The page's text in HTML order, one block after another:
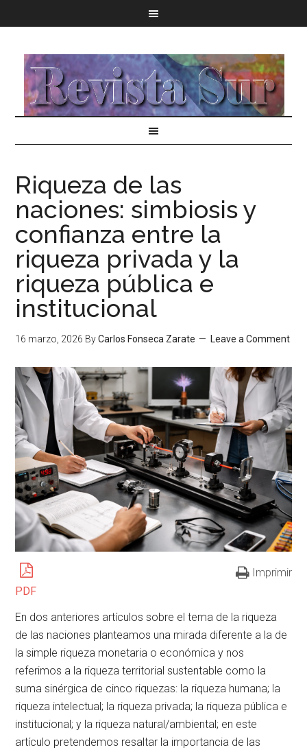
Riqueza de las
naciones: simbiosis y
confianza entre la
riqueza privada y la
riqueza pública e
institucional
16 marzo, 2026 ByCarlos Fonseca Zarate Leave a Comment
PDF
Imprimir
En dos anteriores artículos sobre el tema de la riqueza
de las naciones planteamos una mirada diferente a la de
la simple riqueza monetaria o económica y nos
referimos a la riqueza territorial sustentable como la
suma sinérgica de cinco riquezas: la riqueza humana; la
riqueza intelectual; la riqueza privada; la riqueza pública e
institucional; y la riqueza natural/ambiental; en este
artículo pretendemos resaltar la importancia de las